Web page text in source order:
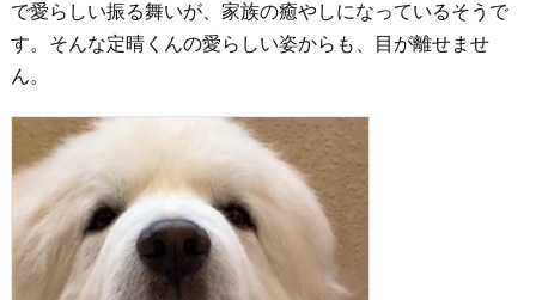
で愛らしい振る舞いが、家族の癒やしになっているそうで
す。そんな定晴くんの愛らしい姿からも、目が離せませ
ん。